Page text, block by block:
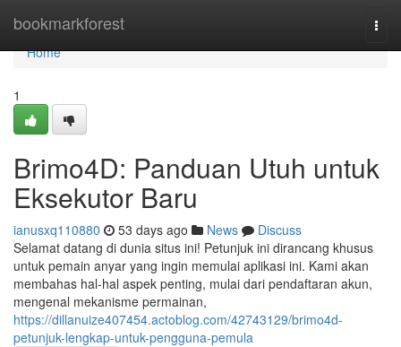
bookmarkforest
Home
Home
1
Brimo4D: Panduan Utuh untuk
Eksekutor Baru
ianusxq110880 53 days ago News
Discuss
Selamat datang di dunia situs ini! Petunjuk ini dirancang khusus
untuk pemain anyar yang ingin memulai aplikasi ini. Kami akan
membahas hal-hal aspek penting, mulai dari pendaftaran akun,
mengenal mekanisme permainan,
https://dillanuize407454.actoblog.com/42743129/brimo4d-
petunjuk-lengkap-untuk-pengguna-pemula